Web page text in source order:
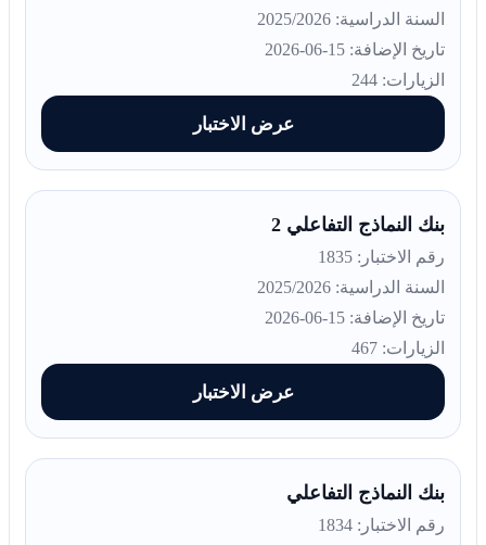
السنة الدراسية: 2025/2026
تاريخ الإضافة: 15-06-2026
الزيارات: 244
عرض الاختبار
بنك النماذج التفاعلي 2
رقم الاختبار: 1835
السنة الدراسية: 2025/2026
تاريخ الإضافة: 15-06-2026
الزيارات: 467
عرض الاختبار
بنك النماذج التفاعلي
رقم الاختبار: 1834